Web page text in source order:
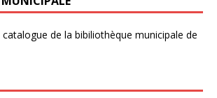
catalogue de la bibiliothèque municipale de